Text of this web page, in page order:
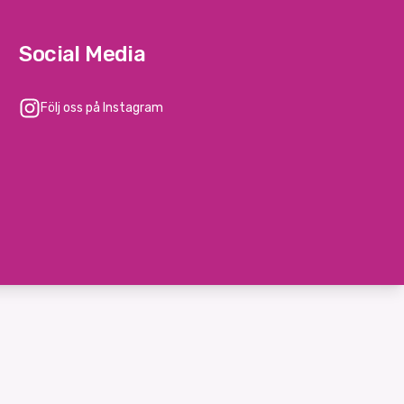
Social Media
Följ oss på Instagram